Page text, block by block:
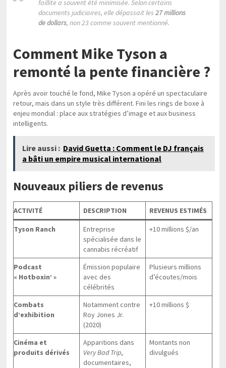
faillite a souvent été minimisée. Selon certains
documents judiciaires, elle dépassait les27 millions
de dollars, non 23 comme souvent mentionné.
Comment Mike Tyson a
remonté la pente financière ?
Après avoir touché le fond, Mike Tyson a opéré un spectaculaire
retour, mais dans un style très différent. Fini les rings de boxe à
enjeu mondial : place aux stratégies d’image et aux business
intelligents.
Lire aussi : David Guetta : Comment le DJ français
a bâti un empire musical international
Nouveaux piliers de revenus
ACTIVITÉ DESCRIPTION REVENUS ESTIMÉS
Tyson Ranch
Entreprise
spécialisée dans le
cannabis récréatif
+10 millions $/an
Podcast
« Hotboxin’ »
Émission populaire
avec des
célébrités
Plusieurs millions
d’écoutes/mois
Combats
d’exhibition
Notamment contre
Roy Jones Jr.
(2020)
+10 millions $
Cinéma et
produits dérivés
Apparitions dans
Very Bad Trip,
documentaires,
Montants non
divulgués